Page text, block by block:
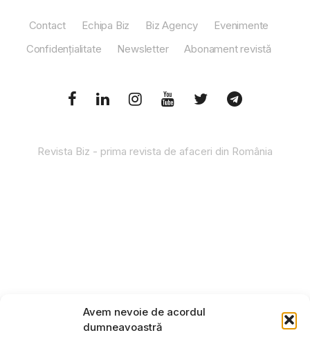
Avem nevoie de acordul
dumneavoastră
Contact Echipa Biz Biz Agency
Evenimente
Confidențialitate
Newsletter Abonament revistă
Revista Biz - prima revista de afaceri din România